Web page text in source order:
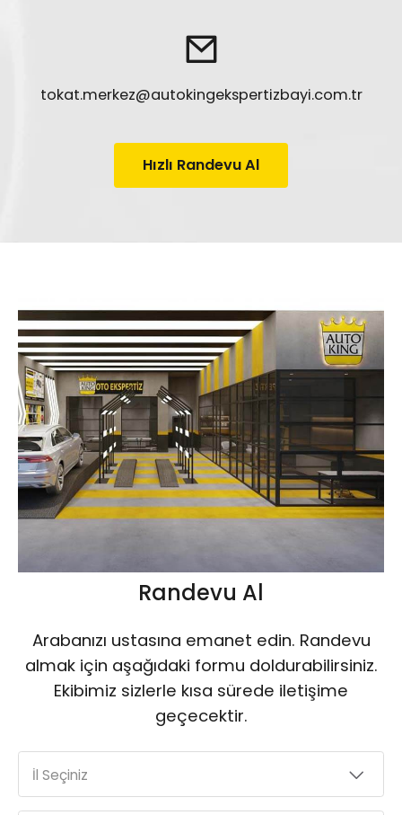
tokat.merkez@autokingekspertizbayi.com.tr
Hızlı Randevu Al
Randevu Al
Arabanızı ustasına emanet edin. Randevu
almak için aşağıdaki formu doldurabilirsiniz.
Ekibimiz sizlerle kısa sürede iletişime
geçecektir.
İl Seçiniz